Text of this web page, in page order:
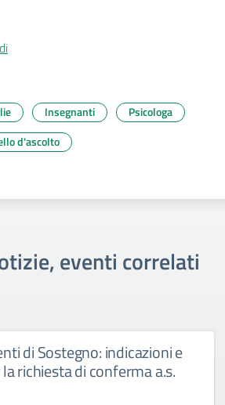
Insegnanti
Psicologa
d'ascolto
eventi correlati
di Sostegno: indicazioni e
richiesta di conferma a.s.